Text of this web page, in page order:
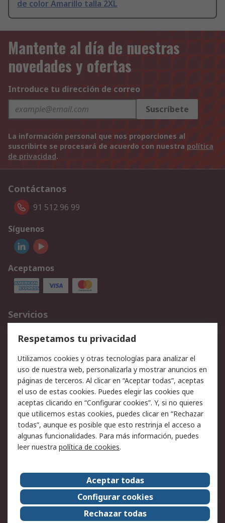
de color Amarillo talla 2XL
Mantente al día de nuestras
novedades y ofertas
Introduce tu dirección de correo
Suscríbete
La información personal que nos proporciones al
suscribirte se procesará de acuerdo con nuestra política
de privacidad.
Contáctanos
91 512 96 99
Síguenos
Aceptamos
Servicios
Cómo realizar pedidos
Devoluciones
Facturación y pago
Ofertas
Soporte técnico
Legal
Aviso legal
Política de privacidad -
Actualizada
Política sobre cookies
Seguridad de emails
Certificaciones de
Condiciones de venta
Acerca de RS
Acerca de RS
RS Group
RS en el mundo
Sala de prensa
Respetamos tu privacidad
Utilizamos cookies y otras tecnologías para analizar el
uso de nuestra web, personalizarla y mostrar anuncios en
páginas de terceros. Al clicar en “Aceptar todas”, aceptas
el uso de estas cookies. Puedes elegir las cookies que
aceptas clicando en “Configurar cookies”. Y, si no quieres
que utilicemos estas cookies, puedes clicar en “Rechazar
todas”, aunque es posible que esto restrinja el acceso a
algunas funcionalidades. Para más información, puedes
leer nuestra política de cookies.
Aceptar todas
Configurar cookies
Rechazar todas